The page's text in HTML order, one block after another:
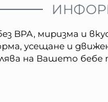
BPA, миризма и
усещане и
на Вашето